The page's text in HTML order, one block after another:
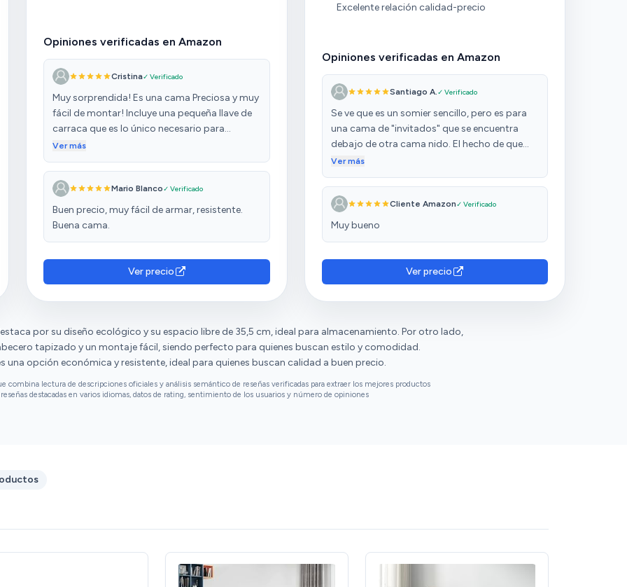
Opiniones verificadas en Amazon
Cristina✓ Verificado
Muy sorprendida! Es una cama Preciosa y muy
fácil de montar! Incluye una pequeña llave de
carraca que es lo único necesario para
instalarla. Se ve firme y de calidad y la tela es
Ver más
Mario Blanco✓ Verificado
Buen precio, muy fácil de armar, resistente.
Buena cama.
Ver precio
Excelente relación calidad-precio
Opiniones verificadas en Amazon
Santiago A.✓ Verificado
Se ve que es un somier sencillo, pero es para
una cama de "invitados" que se encuentra
debajo de otra cama nido. El hecho de que
esté debajo implica que tiene que soportar el
cama superior. Al tener la barra de hierro en
medio, la hace más resistente. El anterior
somier se rompió por ese motivo. Espero que
Ver más
Cliente Amazon✓ Verificado
Muy bueno
Ver precio
por su diseño ecológico y su espacio libre de 35,5 cm, ideal para almacenamiento. Por otro lado,
tapizado y un montaje fácil, siendo perfecto para quienes buscan estilo y comodidad.
una opción económica y resistente, ideal para quienes buscan calidad a buen precio.
combina lectura de descripciones oficiales y análisis semántico de reseñas verificadas para extraer los mejores productos
destacadas en varios idiomas, datos de rating, sentimiento de los usuarios y número de opiniones